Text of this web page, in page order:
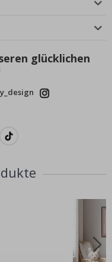
glücklichen